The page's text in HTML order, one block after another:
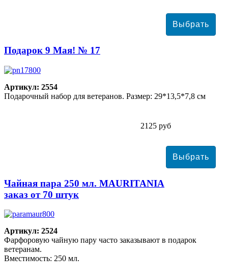
Подарок 9 Мая! № 17
Артикул: 2554
Подарочный набор для ветеранов. Размер: 29*13,5*7,8 см
2125 руб
Чайная пара 250 мл. MAURITANIA
заказ от 70 штук
Артикул: 2524
Фарфоровую чайную пару часто заказывают в подарок
ветеранам.
Вместимость: 250 мл.